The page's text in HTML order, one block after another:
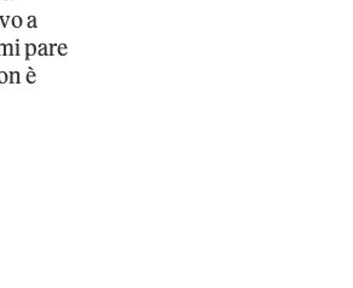
a
pare
è